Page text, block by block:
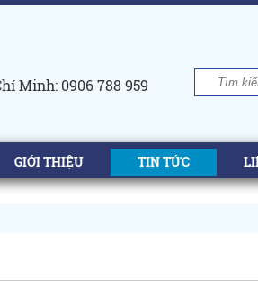
Minh: 0906 788 959
GIỚI THIỆU TIN TỨC